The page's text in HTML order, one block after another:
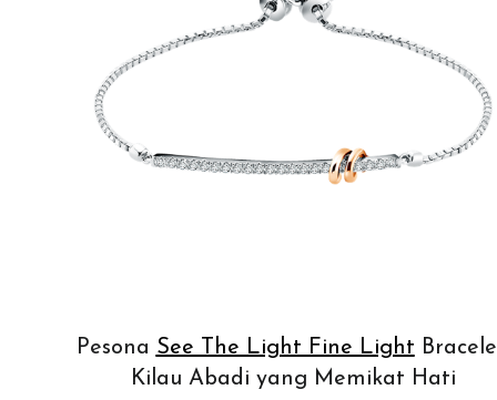
Pesona See The Light Fine Light
Kilau Abadi yang Memikat Hati